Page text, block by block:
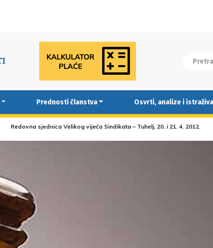
Prednosti članstva Osvrti, analize i
Redovna sjednica Velikog vijeća Sindikata – Tuhelj, 20. i 21. 4. 2012.